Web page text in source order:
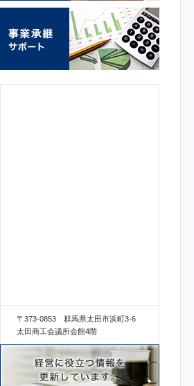
〒373-0853 群馬県太田市浜町3-6
太田商工会議所会館4階